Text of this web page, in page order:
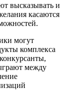
высказывать и
касаются
могут
комплекса
между